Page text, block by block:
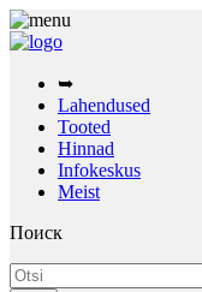
➥
Lahendused
Tooted
Hinnad
Infokeskus
Meist
Поиск